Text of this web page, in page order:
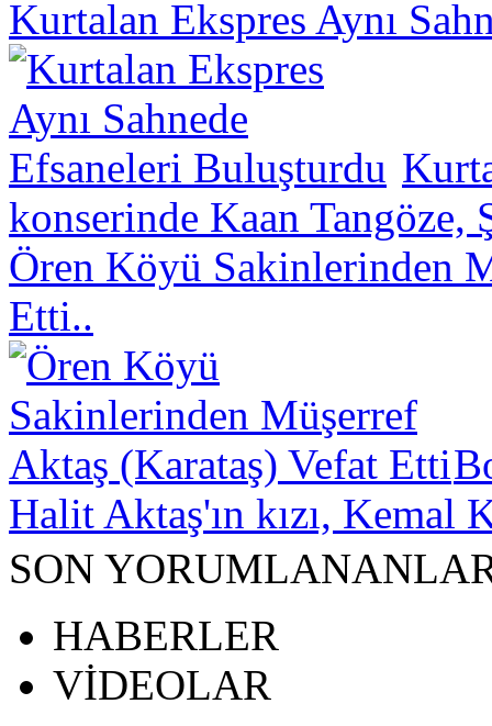
Kurtalan Ekspres Aynı
konserinde Kaan Tangöze,
Ören Köyü Sakinlerinden
Etti..
Halit Aktaş'ın kızı, Kemal
SON
HABERLER
VİDEOLAR